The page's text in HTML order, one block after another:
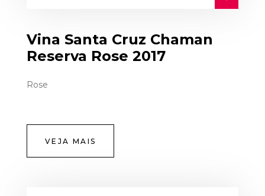
Vina Santa Cruz Chaman
Reserva Rose 2017
Rose
VEJA MAIS